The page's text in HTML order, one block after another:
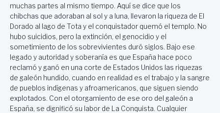
muchas partes al mismo tiempo. Aquí se dice que los
chibchas que adoraban al sol y a luna, llevaron la riqueza de El
Dorado al lago de Tota y el conquistador quemó el templo. No
hubo suicidios, pero la extinción, el genocidio y el
sometimiento de los sobrevivientes duró siglos. Bajo ese
legado y autoridad y soberanía es que España hace poco
reclamó y ganó en una corte de Estados Unidos las riquezas
de galeón hundido, cuando en realidad es el trabajo y la sangre
de pueblos indígenas y afroamericanos, que siguen siendo
explotados. Con el otorgamiento de ese oro del galeón a
España, se dignificó su labor de La Conquista. Cualquier